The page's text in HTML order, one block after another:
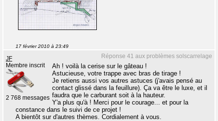
17 février 2010 à 23:49
Réponse 41 aux problèmes solscarrelage
JF
Membre inscrit
2 768 messages
Ah ! voilà la cerise sur le gâteau !
Astucieuse, votre trappe avec bras de tirage !
Je retiens aussi vos autres astuces (j'avais pensé au
contact glissé dans la feuillure). Ça va être le luxe, et il
faudra que le carburant soit à la hauteur.
Y'a plus qu'à ! Merci pour le courage... et pour la
constance dans le suivi de ce projet !
A bientôt sur d'autres thèmes. Cordialement à vous.